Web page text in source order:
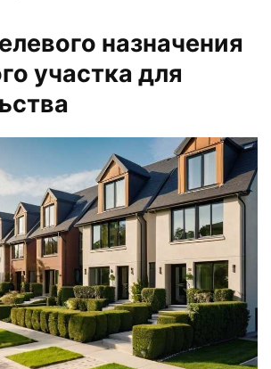
назначения
участка для